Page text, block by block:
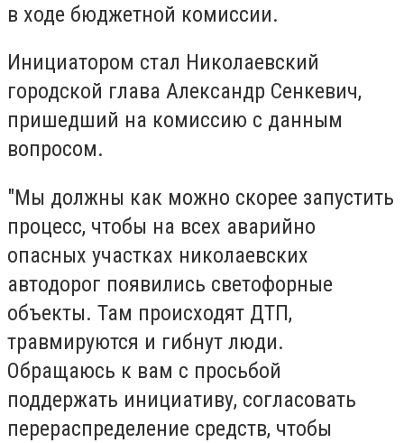
в ходе бюджетной комиссии.
Инициатором стал Николаевский
городской глава Александр Сенкевич,
пришедший на комиссию с данным
вопросом.
"Мы должны как можно скорее запустить
процесс, чтобы на всех аварийно
опасных участках николаевских
автодорог появились светофорные
объекты. Там происходят ДТП,
травмируются и гибнут люди.
Обращаюсь к вам с просьбой
поддержать инициативу, согласовать
перераспределение средств, чтобы